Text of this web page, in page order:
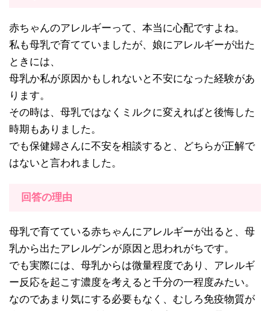
赤ちゃんのアレルギーって、本当に心配ですよね。
私も母乳で育てていましたが、娘にアレルギーが出た
ときには、
母乳か私が原因かもしれないと不安になった経験があ
ります。
その時は、母乳ではなくミルクに変えればと後悔した
時期もありました。
でも保健婦さんに不安を相談すると、どちらが正解で
はないと言われました。
回答の理由
母乳で育てている赤ちゃんにアレルギーが出ると、母
乳から出たアレルゲンが原因と思われがちです。
でも実際には、母乳からは微量程度であり、アレルギ
ー反応を起こす濃度を考えると千分の一程度みたい。
なのであまり気にする必要もなく、むしろ免疫物質が